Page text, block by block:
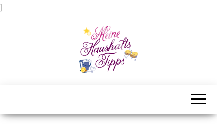
]